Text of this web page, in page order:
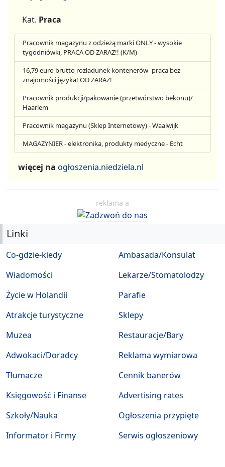
Kat. Praca
Pracownik magazynu z odzieżą marki ONLY - wysokie
tygodniówki, PRACA OD ZARAZ!! (K/M)
16,79 euro brutto rozładunek kontenerów- praca bez
znajomości języka! OD ZARAZ!
Pracownik produkcji/pakowanie (przetwórstwo bekonu)/
Haarlem
Pracownik magazynu (Sklep Internetowy) - Waalwijk
MAGAZYNIER - elektronika, produkty medyczne - Echt
więcej na ogłoszenia.niedziela.nl
reklama a
Linki
Co-gdzie-kiedy
Wiadomości
Życie w Holandii
Atrakcje turystyczne
Muzea
Ambasada/Konsulat
Lekarze/Stomatolodzy
Parafie
Sklepy
Restauracje/Bary
Adwokaci/Doradcy
Tłumacze
Księgowość i Finanse
Szkoły/Nauka
Informator i Firmy
Reklama wymiarowa
Cennik banerów
Advertising rates
Ogłoszenia przypięte
Serwis ogłoszeniowy